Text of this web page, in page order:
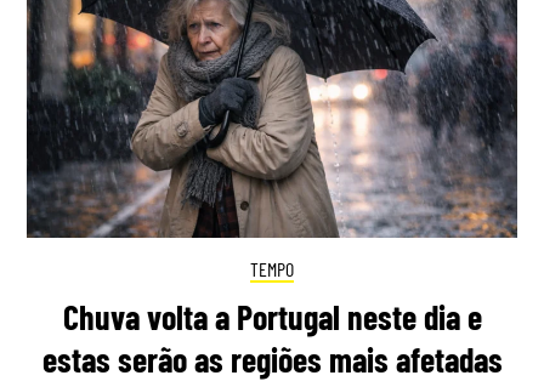
TEMPO
Chuva volta a Portugal neste dia e
estas serão as regiões mais afetadas